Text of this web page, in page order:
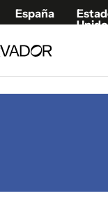
España